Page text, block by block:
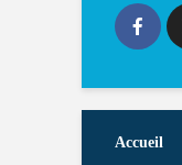
Accueil